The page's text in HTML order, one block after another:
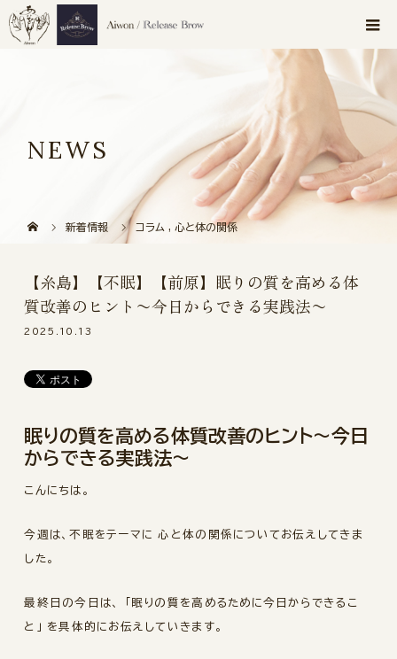
NEWS
新着情報 コラム , 心と体の関係
【糸島】【不眠】【前原】眠りの質を高める体
質改善のヒント〜今日からできる実践法〜
2025.10.13
眠りの質を高める体質改善のヒント〜今日
からできる実践法〜
こんにちは。
今週は、不眠をテーマに 心と体の関係についてお伝えしてきま
した。
最終日の今日は、 「眠りの質を高めるために今日からできるこ
と」 を具体的にお伝えしていきます。